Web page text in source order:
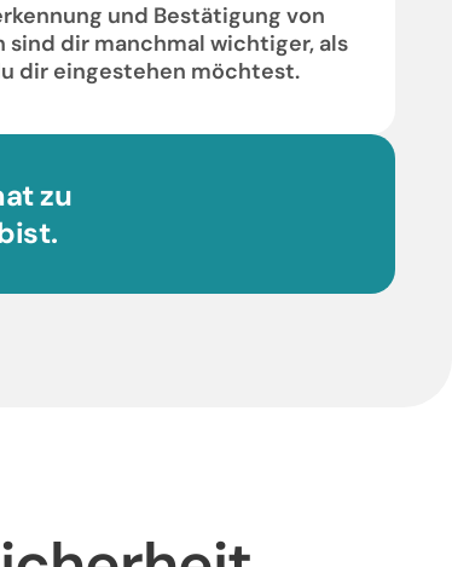
und Bestätigung von
sind dir manchmal wichtiger, als
dir eingestehen möchtest.
zu